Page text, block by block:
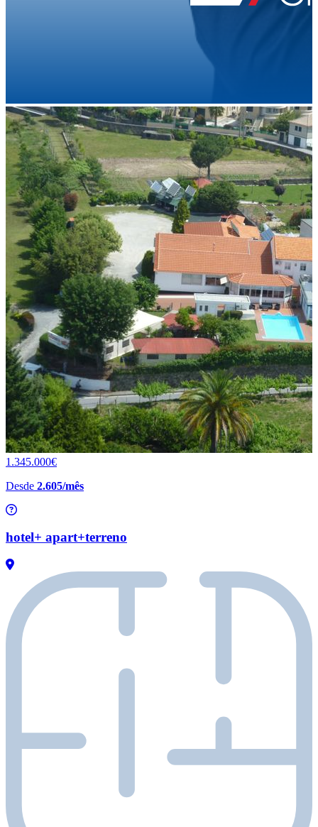
1.345.000€
Desde 2.605/mês
hotel+ apart+terreno